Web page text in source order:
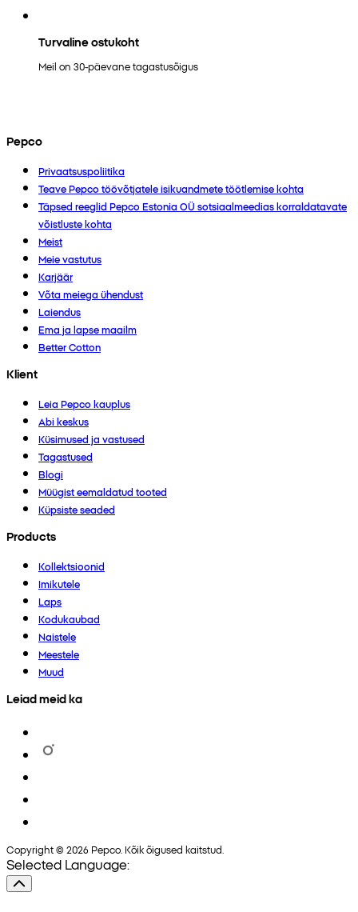
Turvaline ostukoht
Meil on 30-päevane tagastusõigus
Pepco
Privaatsuspoliitika
Teave Pepco töövõtjatele isikuandmete töötlemise kohta
Täpsed reeglid Pepco Estonia OÜ sotsiaalmeedias korraldatavate
võistluste kohta
Meist
Meie vastutus
Karjäär
Võta meiega ühendust
Laiendus
Ema ja lapse maailm
Better Cotton
Klient
Leia Pepco kauplus
Abi keskus
Küsimused ja vastused
Tagastused
Blogi
Müügist eemaldatud tooted
Küpsiste seaded
Products
Kollektsioonid
Imikutele
Laps
Kodukaubad
Naistele
Meestele
Muud
Leiad meid ka
Copyright © 2026 Pepco. Kõik õigused kaitstud.
Selected Language: